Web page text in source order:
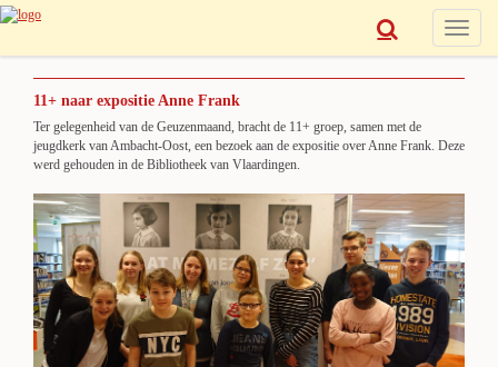
Toggle
11+ naar expositie Anne Frank
Ter gelegenheid van de Geuzenmaand, bracht de 11+ groep, samen met de
jeugdkerk van Ambacht-Oost, een bezoek aan de expositie over Anne Frank. Deze
werd gehouden in de Bibliotheek van Vlaardingen.